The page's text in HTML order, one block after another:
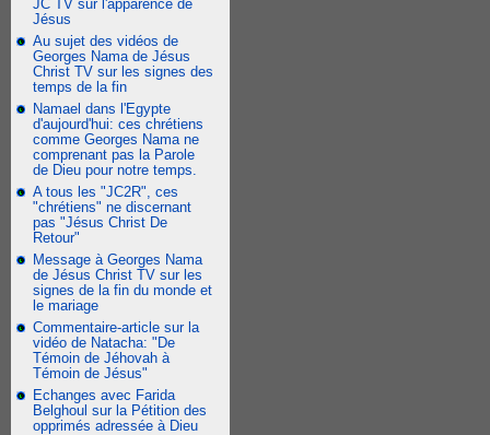
JC TV sur l'apparence de
Jésus
Au sujet des vidéos de
Georges Nama de Jésus
Christ TV sur les signes des
temps de la fin
Namael dans l'Egypte
d'aujourd'hui: ces chrétiens
comme Georges Nama ne
comprenant pas la Parole
de Dieu pour notre temps.
A tous les "JC2R", ces
"chrétiens" ne discernant
pas "Jésus Christ De
Retour"
Message à Georges Nama
de Jésus Christ TV sur les
signes de la fin du monde et
le mariage
Commentaire-article sur la
vidéo de Natacha: "De
Témoin de Jéhovah à
Témoin de Jésus"
Echanges avec Farida
Belghoul sur la Pétition des
opprimés adressée à Dieu